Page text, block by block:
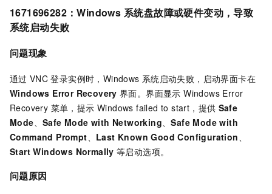
1671696282 ：Windows 系统盘故障或硬件变动，导致
系统启动失败
问题现象
通过 VNC 登录实例时，Windows 系统启动失败，启动界面卡在
Windows Error Recovery 界面。界面显示 Windows Error
Recovery 菜单，提示 Windows failed to start，提供 Safe
Mode 、Safe Mode with Networking 、Safe Mode with
Command Prompt
Last Known Good Configuration
Start Windows Normally 等启动选项。
问题原因